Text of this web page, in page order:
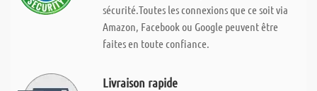
sécurité.Toutes les connexions que ce soit via
Amazon, Facebook ou Google peuvent être
faites en toute confiance.
Livraison rapide